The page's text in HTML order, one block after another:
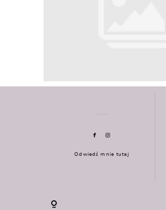
Odwiedź mnie tutaj